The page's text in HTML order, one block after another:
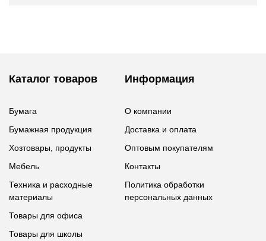
Каталог товаров
Бумага
Бумажная продукция
Хозтовары, продукты
Мебель
Техника и расходные
материалы
Товары для офиса
Товары для школы
Информация
О компании
Доставка и оплата
Оптовым покупателям
Контакты
Политика обработки
персональных данных